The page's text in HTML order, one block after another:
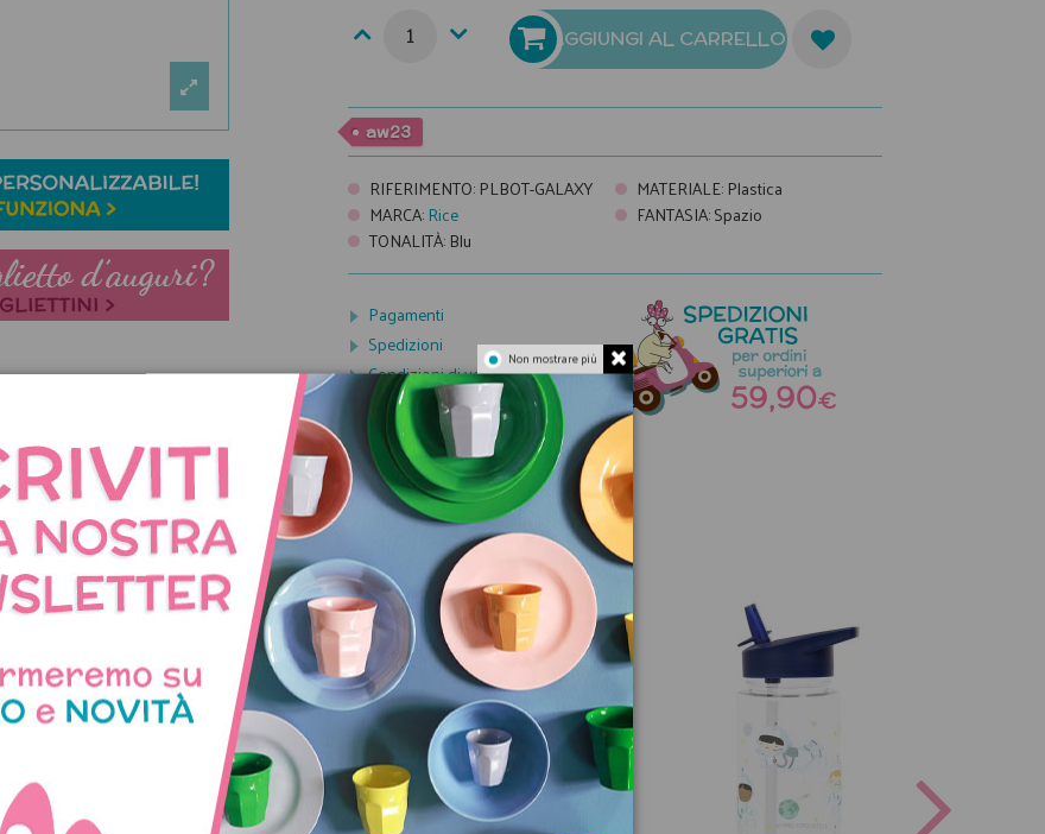
AGGIUNGI AL CARRELLO
aw23
RIFERIMENTO: PLBOT-GALAXY MATERIALE: Plastica
MARCA:Rice FANTASIA:Spazio
TONALITÀ: Blu
Pagamenti
Spedizioni
Condizioni di vendita
CON LO STESSO TEMA
Non mostrare più